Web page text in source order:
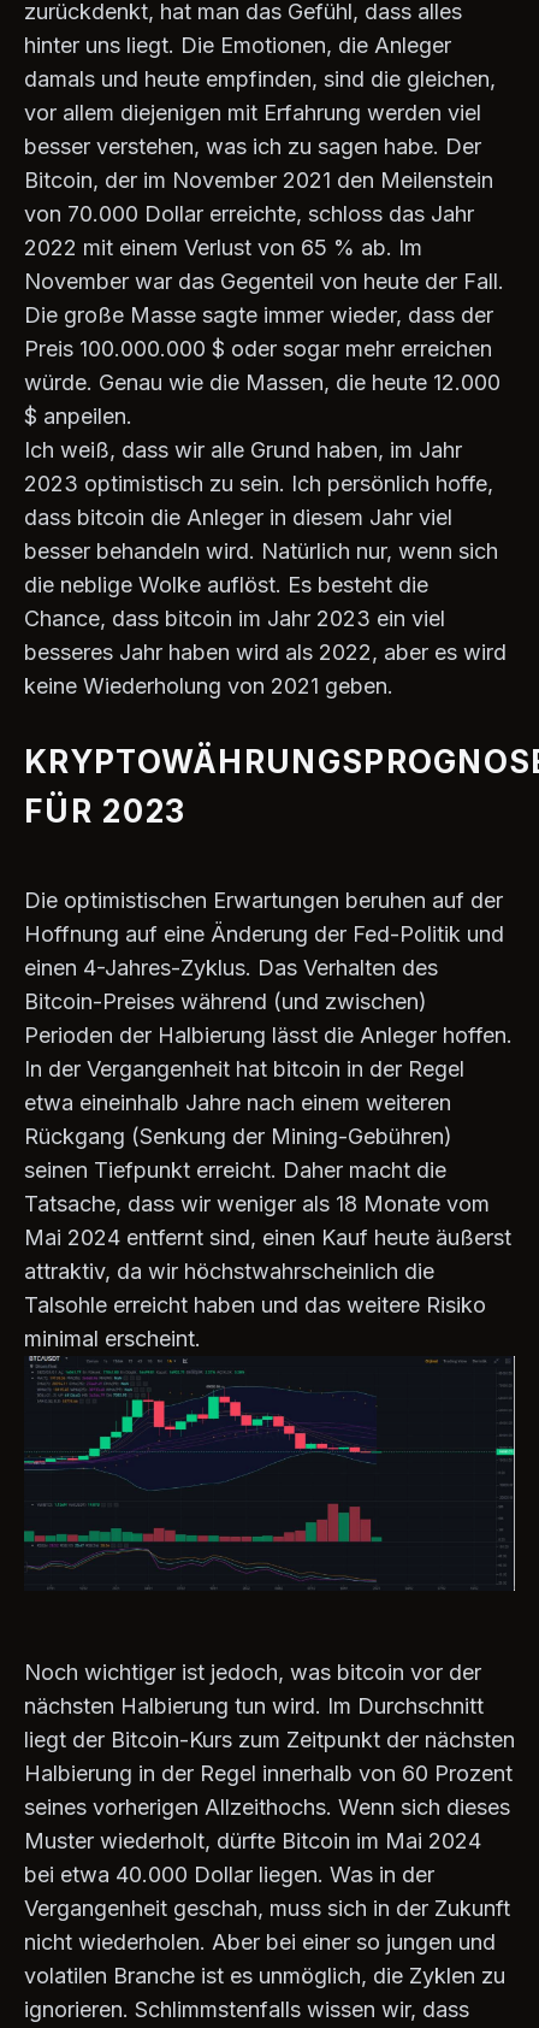
zurückdenkt, hat man das Gefühl, dass alles
hinter uns liegt. Die Emotionen, die Anleger
damals und heute empfinden, sind die gleichen,
vor allem diejenigen mit Erfahrung werden viel
besser verstehen, was ich zu sagen habe. Der
Bitcoin, der im November 2021 den Meilenstein
von 70.000 Dollar erreichte, schloss das Jahr
2022 mit einem Verlust von 65 % ab. Im
November war das Gegenteil von heute der Fall.
Die große Masse sagte immer wieder, dass der
Preis 100.000.000 $ oder sogar mehr erreichen
würde. Genau wie die Massen, die heute 12.000
$ anpeilen.
Ich weiß, dass wir alle Grund haben, im Jahr
2023 optimistisch zu sein. Ich persönlich hoffe,
dass bitcoin die Anleger in diesem Jahr viel
besser behandeln wird. Natürlich nur, wenn sich
die neblige Wolke auflöst. Es besteht die
Chance, dass bitcoin im Jahr 2023 ein viel
besseres Jahr haben wird als 2022, aber es wird
keine Wiederholung von 2021 geben.
FÜR 2023
Die optimistischen Erwartungen beruhen auf der
Hoffnung auf eine Änderung der Fed-Politik und
einen 4-Jahres-Zyklus. Das Verhalten des
Bitcoin-Preises während (und zwischen)
Perioden der Halbierung lässt die Anleger hoffen.
In der Vergangenheit hat bitcoin in der Regel
etwa eineinhalb Jahre nach einem weiteren
Rückgang (Senkung der Mining-Gebühren)
seinen Tiefpunkt erreicht. Daher macht die
Tatsache, dass wir weniger als 18 Monate vom
Mai 2024 entfernt sind, einen Kauf heute äußerst
attraktiv, da wir höchstwahrscheinlich die
Talsohle erreicht haben und das weitere Risiko
minimal erscheint.
Noch wichtiger ist jedoch, was bitcoin vor der
nächsten Halbierung tun wird. Im Durchschnitt
liegt der Bitcoin-Kurs zum Zeitpunkt der nächsten
Halbierung in der Regel innerhalb von 60 Prozent
seines vorherigen Allzeithochs. Wenn sich dieses
Muster wiederholt, dürfte Bitcoin im Mai 2024
bei etwa 40.000 Dollar liegen. Was in der
Vergangenheit geschah, muss sich in der Zukunft
nicht wiederholen. Aber bei einer so jungen und
volatilen Branche ist es unmöglich, die Zyklen zu
ignorieren. Schlimmstenfalls wissen wir, dass